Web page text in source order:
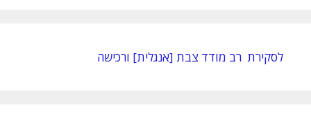
לסקירת רב מודד צבת [אנגלית] ורכישה